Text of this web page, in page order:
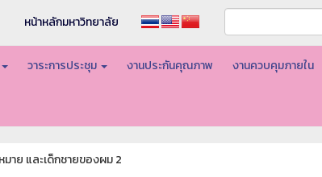
หน้าหลักมหาวิทยาลัย
วาระการประชุม งานประกันคุณภาพ งานควบคุมภายใน
มาย และเด็กชายของผม 2